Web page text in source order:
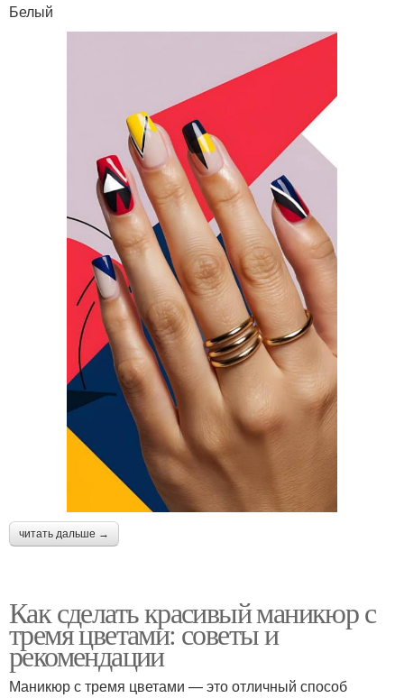
Белый
читать дальше →
Как сделать красивый маникюр с
тремя цветами: советы и
рекомендации
Маникюр с тремя цветами — это отличный способ